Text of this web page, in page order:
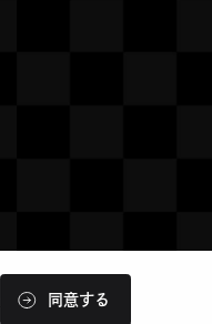
同意する